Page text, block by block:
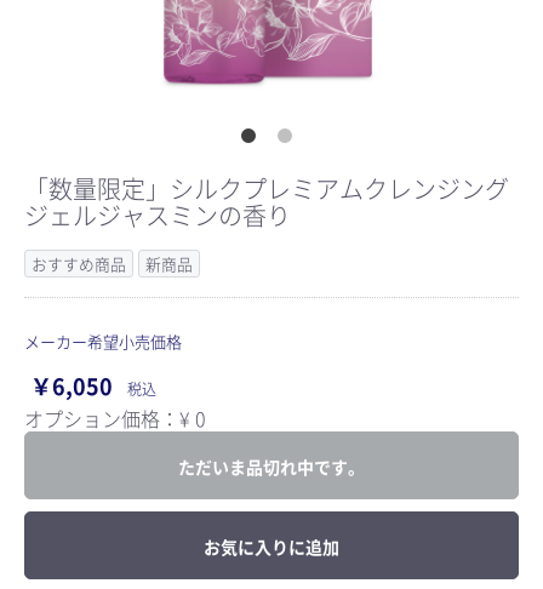
「数量限定」シルクプレミアムクレンジング
ジェルジャスミンの香り
おすすめ商品 新商品
メーカー希望小売価格
￥6,050 税込
オプション価格：¥ 0
ただいま品切れ中です。
お気に入りに追加